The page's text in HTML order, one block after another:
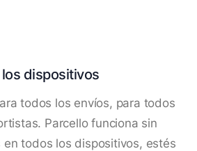
dispositivos
todos los envíos, para todos
Parcello funciona sin
en todos los dispositivos, estés